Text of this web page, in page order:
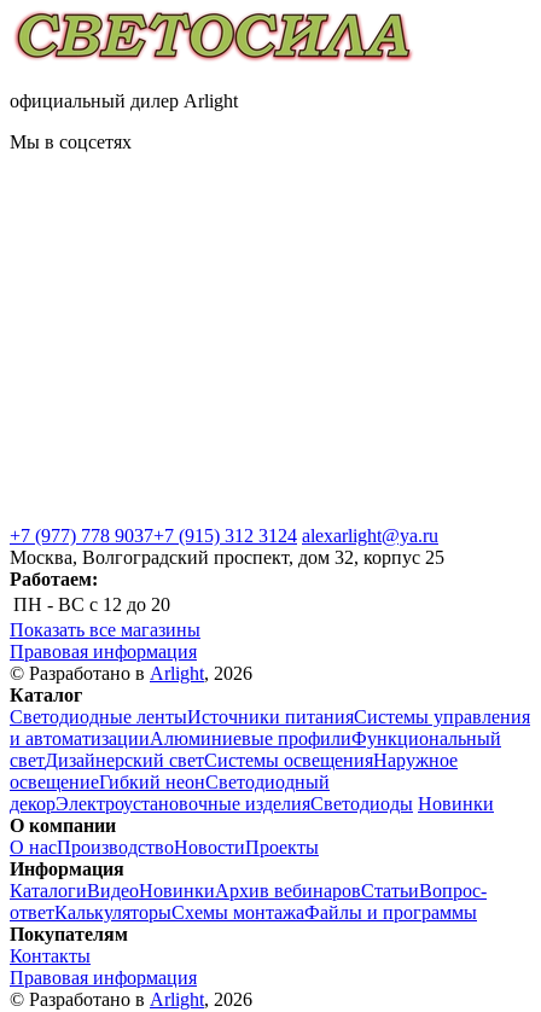
официальный дилер Arlight
Мы в соцсетях
+7 (977) 778 9037+7 (915) 312 3124 alexarlight@ya.ru
Москва, Волгоградский проспект, дом 32, корпус 25
Работаем:
ПН - ВС с 12 до 20
Показать все магазины
Правовая информация
© Разработано в Arlight, 2026
Каталог
Светодиодные лентыИсточники питанияСистемы управления
и автоматизацииАлюминиевые профилиФункциональный
светДизайнерский светСистемы освещенияНаружное
освещениеГибкий неонСветодиодный
декорЭлектроустановочные изделияСветодиоды Новинки
О компании
О насПроизводствоНовостиПроекты
Информация
КаталогиВидеоНовинкиАрхив вебинаровСтатьиВопрос-
ответКалькуляторыСхемы монтажаФайлы и программы
Покупателям
Контакты
Правовая информация
© Разработано в Arlight, 2026